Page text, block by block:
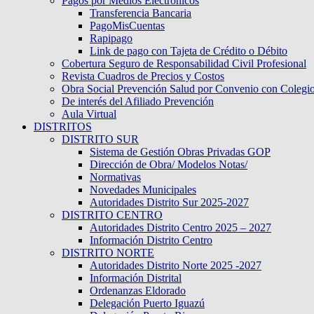
Transferencia Bancaria
PagoMisCuentas
Rapipago
Link de pago con Tajeta de Crédito o Débito
Cobertura Seguro de Responsabilidad Civil Profesional
Revista Cuadros de Precios y Costos
Obra Social Prevención Salud por Convenio con
De interés del Afiliado Prevención
Aula Virtual
DISTRITOS
DISTRITO SUR
Sistema de Gestión Obras Privadas GOP
Dirección de Obra/ Modelos Notas/
Normativas
Novedades Municipales
Autoridades Distrito Sur 2025-2027
DISTRITO CENTRO
Autoridades Distrito Centro 2025 – 2027
Información Distrito Centro
DISTRITO NORTE
Autoridades Distrito Norte 2025 -2027
Información Distrital
Ordenanzas Eldorado
Delegación Puerto Iguazú